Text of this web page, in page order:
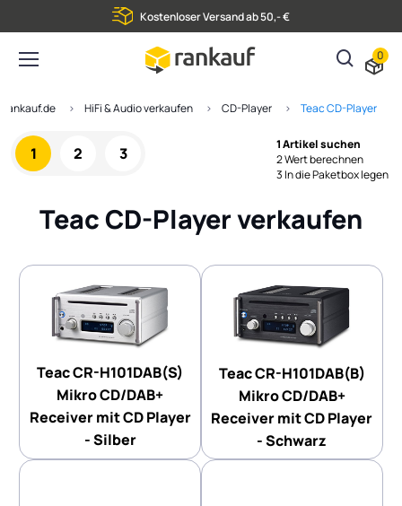
Kostenloser Versand ab 50,- €
0
rankauf.de HiFi & Audio verkaufen CD-Player Teac CD-Player
1 2 3
1 Artikel suchen
2 Wert berechnen
3 In die Paketbox legen
Teac CD-Player verkaufen
Teac CR-H101DAB(S)
Mikro CD/DAB+
Receiver mit CD Player
- Silber
Teac CR-H101DAB(B)
Mikro CD/DAB+
Receiver mit CD Player
- Schwarz